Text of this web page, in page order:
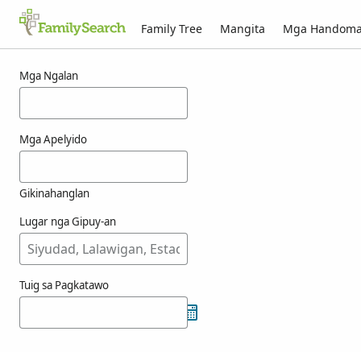
Family Tree Mangita Mga
Mga Ngalan
Mga Apelyido
Gikinahanglan
Lugar nga Gipuy-an
Tuig sa Pagkatawo